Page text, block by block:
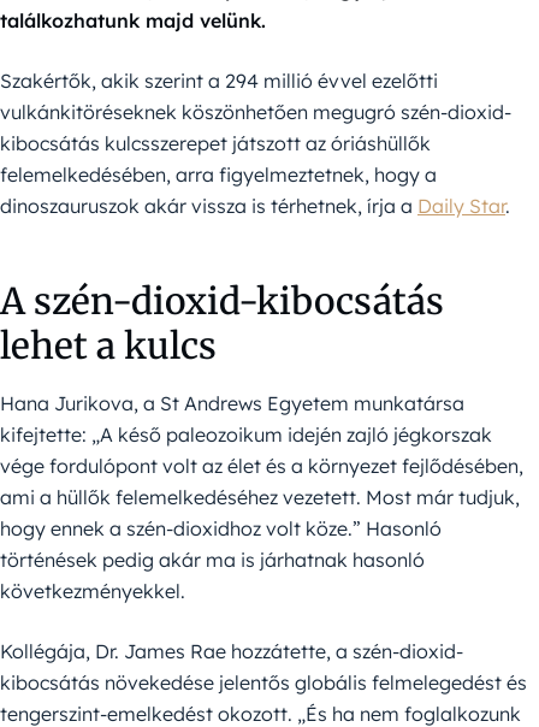
találkozhatunk majd velünk.
Szakértők, akik szerint a 294 millió évvel ezelőtti
vulkánkitöréseknek köszönhetően megugró szén-dioxid-
kibocsátás kulcsszerepet játszott az óriáshüllők
felemelkedésében, arra figyelmeztetnek, hogy a
dinoszauruszok akár vissza is térhetnek, írja a Daily Star.
A szén-dioxid-kibocsátás
lehet a kulcs
Hana Jurikova, a St Andrews Egyetem munkatársa
kifejtette: „A késő paleozoikum idején zajló jégkorszak
vége fordulópont volt az élet és a környezet fejlődésében,
ami a hüllők felemelkedéséhez vezetett. Most már tudjuk,
hogy ennek a szén-dioxidhoz volt köze.” Hasonló
történések pedig akár ma is járhatnak hasonló
következményekkel.
Kollégája, Dr. James Rae hozzátette, a szén-dioxid-
kibocsátás növekedése jelentős globális felmelegedést és
tengerszint-emelkedést okozott. „És ha nem foglalkozunk